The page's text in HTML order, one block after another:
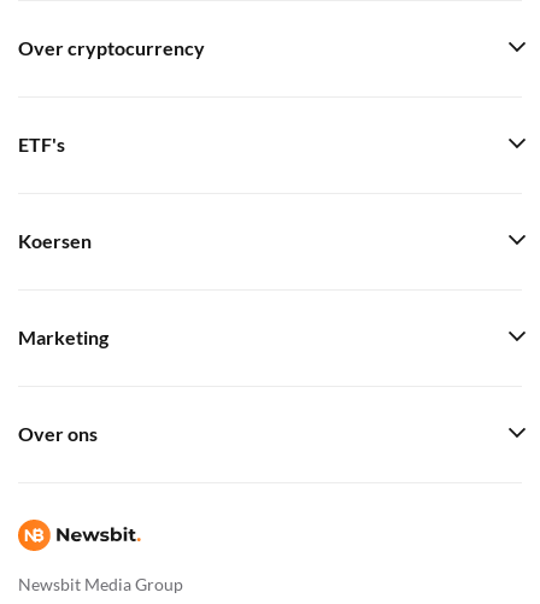
Newsbit Media Group
Over cryptocurrency
ETF's
Koersen
Marketing
Over ons